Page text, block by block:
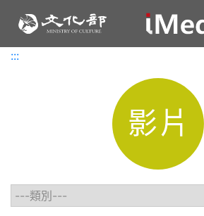
:::
:::
影片